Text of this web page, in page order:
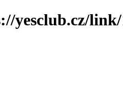
yesclub.cz/link/